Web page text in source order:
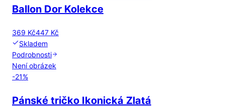
Ballon Dor Kolekce
369 Kč447 Kč
Skladem
Podrobnosti
Není obrázek
-21%
Pánské tričko Ikonická Zlatá